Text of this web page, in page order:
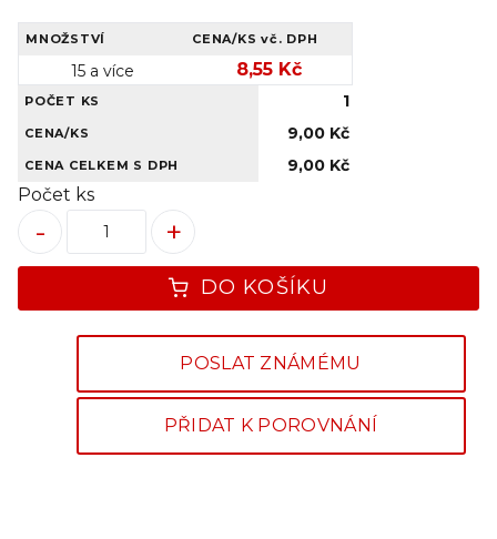
MNOŽSTVÍ CENA/KSvč. DPH
15 a více 8,55 Kč
POČET KS 1
CENA/KS 9,00 Kč
CENA CELKEM S DPH 9,00 Kč
Počet ks
+
-
DO KOŠÍKU
POSLAT ZNÁMÉMU
PŘIDAT K POROVNÁNÍ